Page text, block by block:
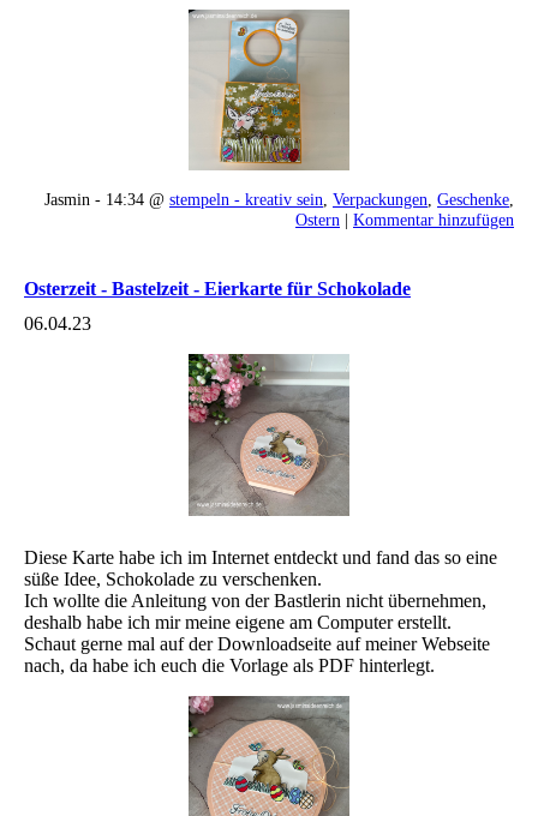
Jasmin - 14:34 @ stempeln - kreativ sein Verpackungen Geschenke
Ostern | Kommentar hinzufügen
Osterzeit - Bastelzeit - Eierkarte für Schokolade
06.04.23
Diese Karte habe ich im Internet entdeckt und fand das so eine
süße Idee, Schokolade zu verschenken.
Ich wollte die Anleitung von der Bastlerin nicht übernehmen,
deshalb habe ich mir meine eigene am Computer erstellt.
Schaut gerne mal auf der Downloadseite auf meiner Webseite
nach, da habe ich euch die Vorlage als PDF hinterlegt.